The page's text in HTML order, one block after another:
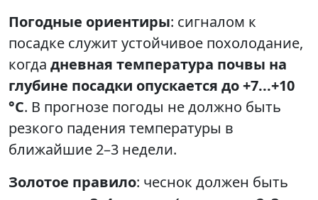
Погодные ориентиры: сигналом к
посадке служит устойчивое похолодание,
когда дневная температура почвы на
глубине посадки опускается до +7...+10
°C. В прогнозе погоды не должно быть
резкого падения температуры в
ближайшие 2–3 недели.
Золотое правило: чеснок должен быть